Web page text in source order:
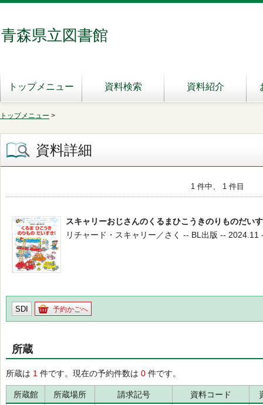
青森県立図書館
トップメニュー 資料検索 資料紹介
トップメニュー >
資料詳細
1 件中、 1 件目
スキャリーおじさんのくるまひこうきのりものだい
リチャード・スキャリー／さく -- BL出版 -- 2024.11
SDI 予約かごへ
所蔵
所蔵は 1 件です。現在の予約件数は 0 件です。
所蔵館 所蔵場所 請求記号 資料コード